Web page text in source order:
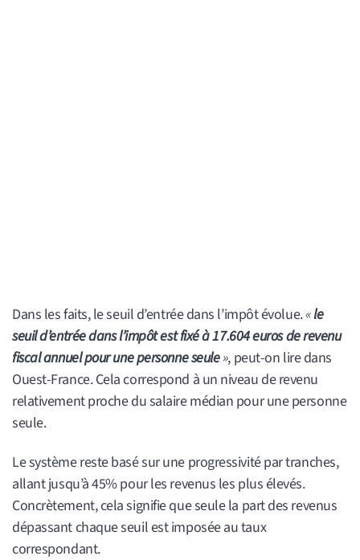
Dans les faits, le seuil d’entrée dans l’impôt évolue.«le
seuil d’entrée dans l’impôt est fixé à 17.604 euros de revenu
fiscal annuel pour une personne seule», peut-on lire dans
Ouest-France. Cela correspond à un niveau de revenu
relativement proche du salaire médian pour une personne
seule.
Le système reste basé sur une progressivité par tranches,
allant jusqu’à 45% pour les revenus les plus élevés.
Concrètement, cela signifie que seule la part des revenus
dépassant chaque seuil est imposée au taux
correspondant.